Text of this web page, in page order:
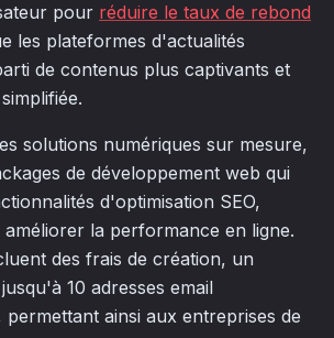
pour réduire le taux de rebond
les plateformes d'actualités
de contenus plus captivants et
solutions numériques sur mesure,
de développement web qui
d'optimisation SEO,
la performance en ligne.
des frais de création, un
10 adresses email
ainsi aux entreprises de